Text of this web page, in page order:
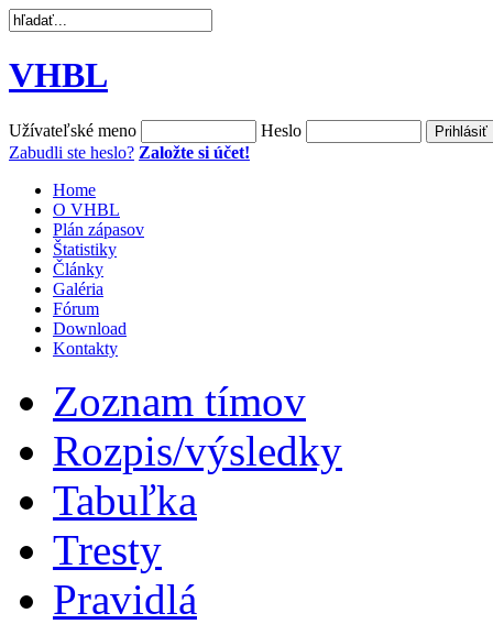
VHBL
Užívateľské meno
Heslo
Zabudli ste heslo? Založte si účet!
Home
O VHBL
Plán zápasov
Štatistiky
Články
Galéria
Fórum
Download
Kontakty
Zoznam tímov
Rozpis/výsledky
Tabuľka
Tresty
Pravidlá